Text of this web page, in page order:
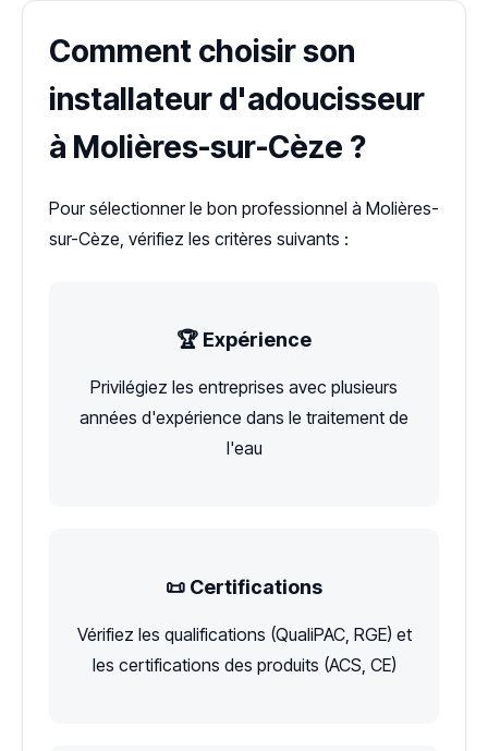
Comment choisir son
installateur d'adoucisseur
à Molières-sur-Cèze ?
Pour sélectionner le bon professionnel à Molières-
sur-Cèze, vérifiez les critères suivants :
🏆 Expérience
Privilégiez les entreprises avec plusieurs
années d'expérience dans le traitement de
l'eau
📜 Certifications
Vérifiez les qualifications (QualiPAC, RGE) et
les certifications des produits (ACS, CE)